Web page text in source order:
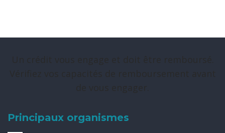
Principaux organismes